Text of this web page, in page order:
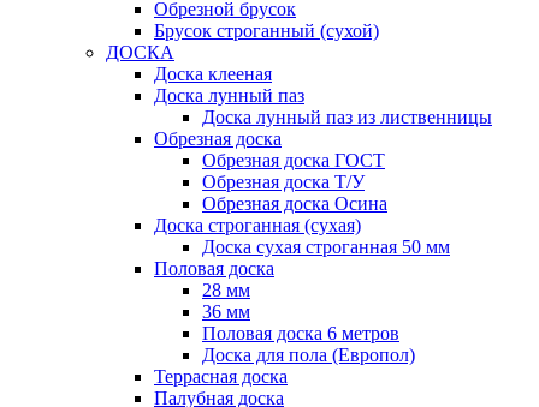
Обрезной брусок
Брусок строганный (сухой)
ДОСКА
Доска клееная
Доска лунный паз
Доска лунный паз из лиственницы
Обрезная доска
Обрезная доска ГОСТ
Обрезная доска Т/У
Обрезная доска Осина
Доска строганная (сухая)
Доска сухая строганная 50 мм
Половая доска
28 мм
36 мм
Половая доска 6 метров
Доска для пола (Европол)
Террасная доска
Палубная доска